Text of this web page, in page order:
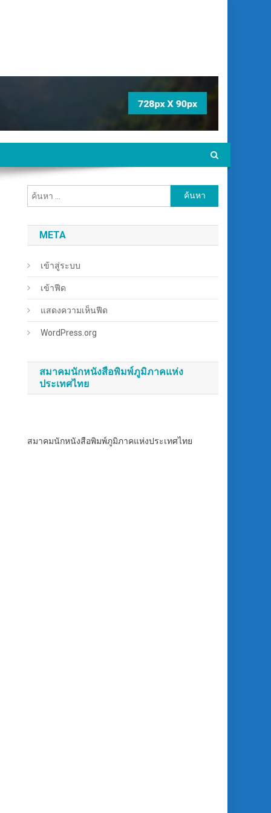
ค้นหา
สำหรับ:
META
เข้าสู่ระบบ
เข้าฟีด
แสดงความเห็นฟีด
WordPress.org
สมาคมนักหนังสือพิมพ์ภูมิภาคแห่ง
ประเทศไทย
สมาคมนักหนังสือพิมพ์ภูมิภาคแห่งประเทศไทย